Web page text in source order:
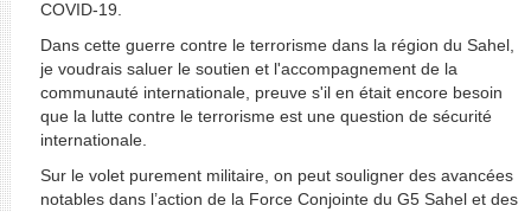
COVID-19.
Dans cette guerre contre le terrorisme dans la région du Sahel,
je voudrais saluer le soutien et l'accompagnement de la
communauté internationale, preuve s'il en était encore besoin
que la lutte contre le terrorisme est une question de sécurité
internationale.
Sur le volet purement militaire, on peut souligner des avancées
notables dans l’action de la Force Conjointe du G5 Sahel et des